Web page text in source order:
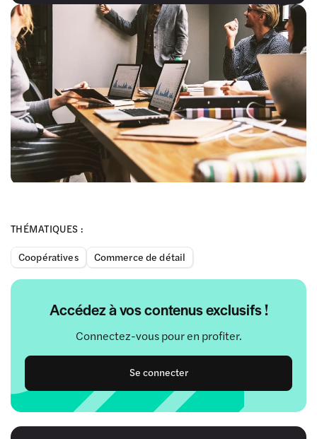
THÉMATIQUES :
Coopératives
Commerce de détail
Accédez à vos contenus exclusifs !
Connectez-vous pour en profiter.
Se connecter